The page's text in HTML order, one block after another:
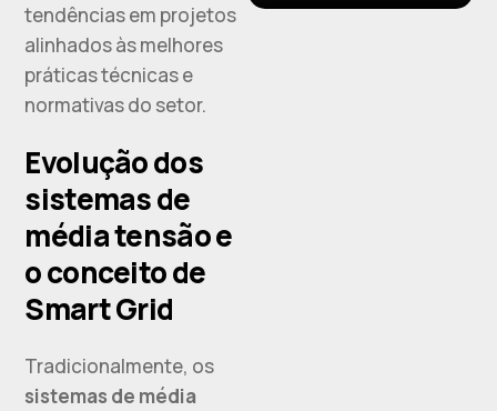
tendências em projetos
alinhados às melhores
práticas técnicas e
normativas do setor.
Evolução dos
sistemas de
média tensão e
o conceito de
Smart Grid
Tradicionalmente, os
sistemas de média